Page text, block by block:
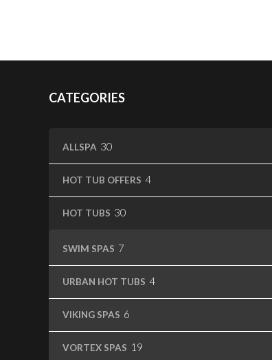
CATEGORIES
ALLSPA 30
HOT TUB OFFERS 4
HOT TUBS 30
SWIM SPAS 7
URBAN HOT TUBS 4
VIKING SPAS 6
VORTEX SPAS 19